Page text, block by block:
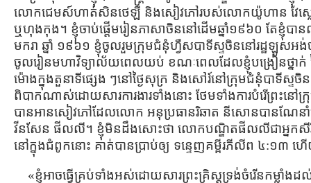
លោកជេមស៍ហាត់សិនថេឡឺ និងសៀវភៅរបស់លោកយ៉ូហាន វែស្លេ នោ
ឬហុងកុង។ ខ្ញុំចាប់ផ្ដើមរៀនភាសាចិននៅដើមឆ្នាំ១៩៦០ តែខ្
មករា ឆ្នាំ ១៩៦១ ខ្ញុំចូលរួមក្រុមជំនុំហ្វឹសបាទីស្ទចិននៅរដ្ឋឡូសអង់
ចូលរៀនមហាវិទ្យាល័យពេលយប់ ខណៈពេលដែលខ្ញុំបង្រៀនថ្នាក់ ថ្ង
ម៉ោងក្នុងតួនាទីផ្សេង ៗនៅថ្ងៃសុក្រ និងសៅរ៍នៅក្រុមជំនុំបាទីស្ទ
ពិបាកណាស់ដោយសារការងារទាំងនោះ ថែមទាំងការបំរើព្រះនៅក្
បានអានសៀវភៅដែលលោក អនុប្រធានរិឆាត នីសោនបានណែនាំ
វីនសែន ផីលលី។ ខ្ញុំមិនដឹងសោះថា លោកបណ្ឌិតផីលលីជាអ្នកសីរីនិ
នៅក្នុងជំពូកនោះ គាត់បានប្រាប់ឲ្យ ទន្ទេញគម្ពីរភីលីព ៤:១៣ ហ
«ខ្ញុំអាចធ្វើគ្រប់ទាំងអស់ដោយសារព្រះគ្រិស្ដទ្រង់ចំរើនកម្លាំង